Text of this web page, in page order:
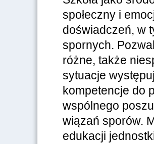
społeczny i
doświadczeń, w
spornych.
różne, także
sytuacje
kompetencje do
wspólnego
wiązań sporów.
edukacji